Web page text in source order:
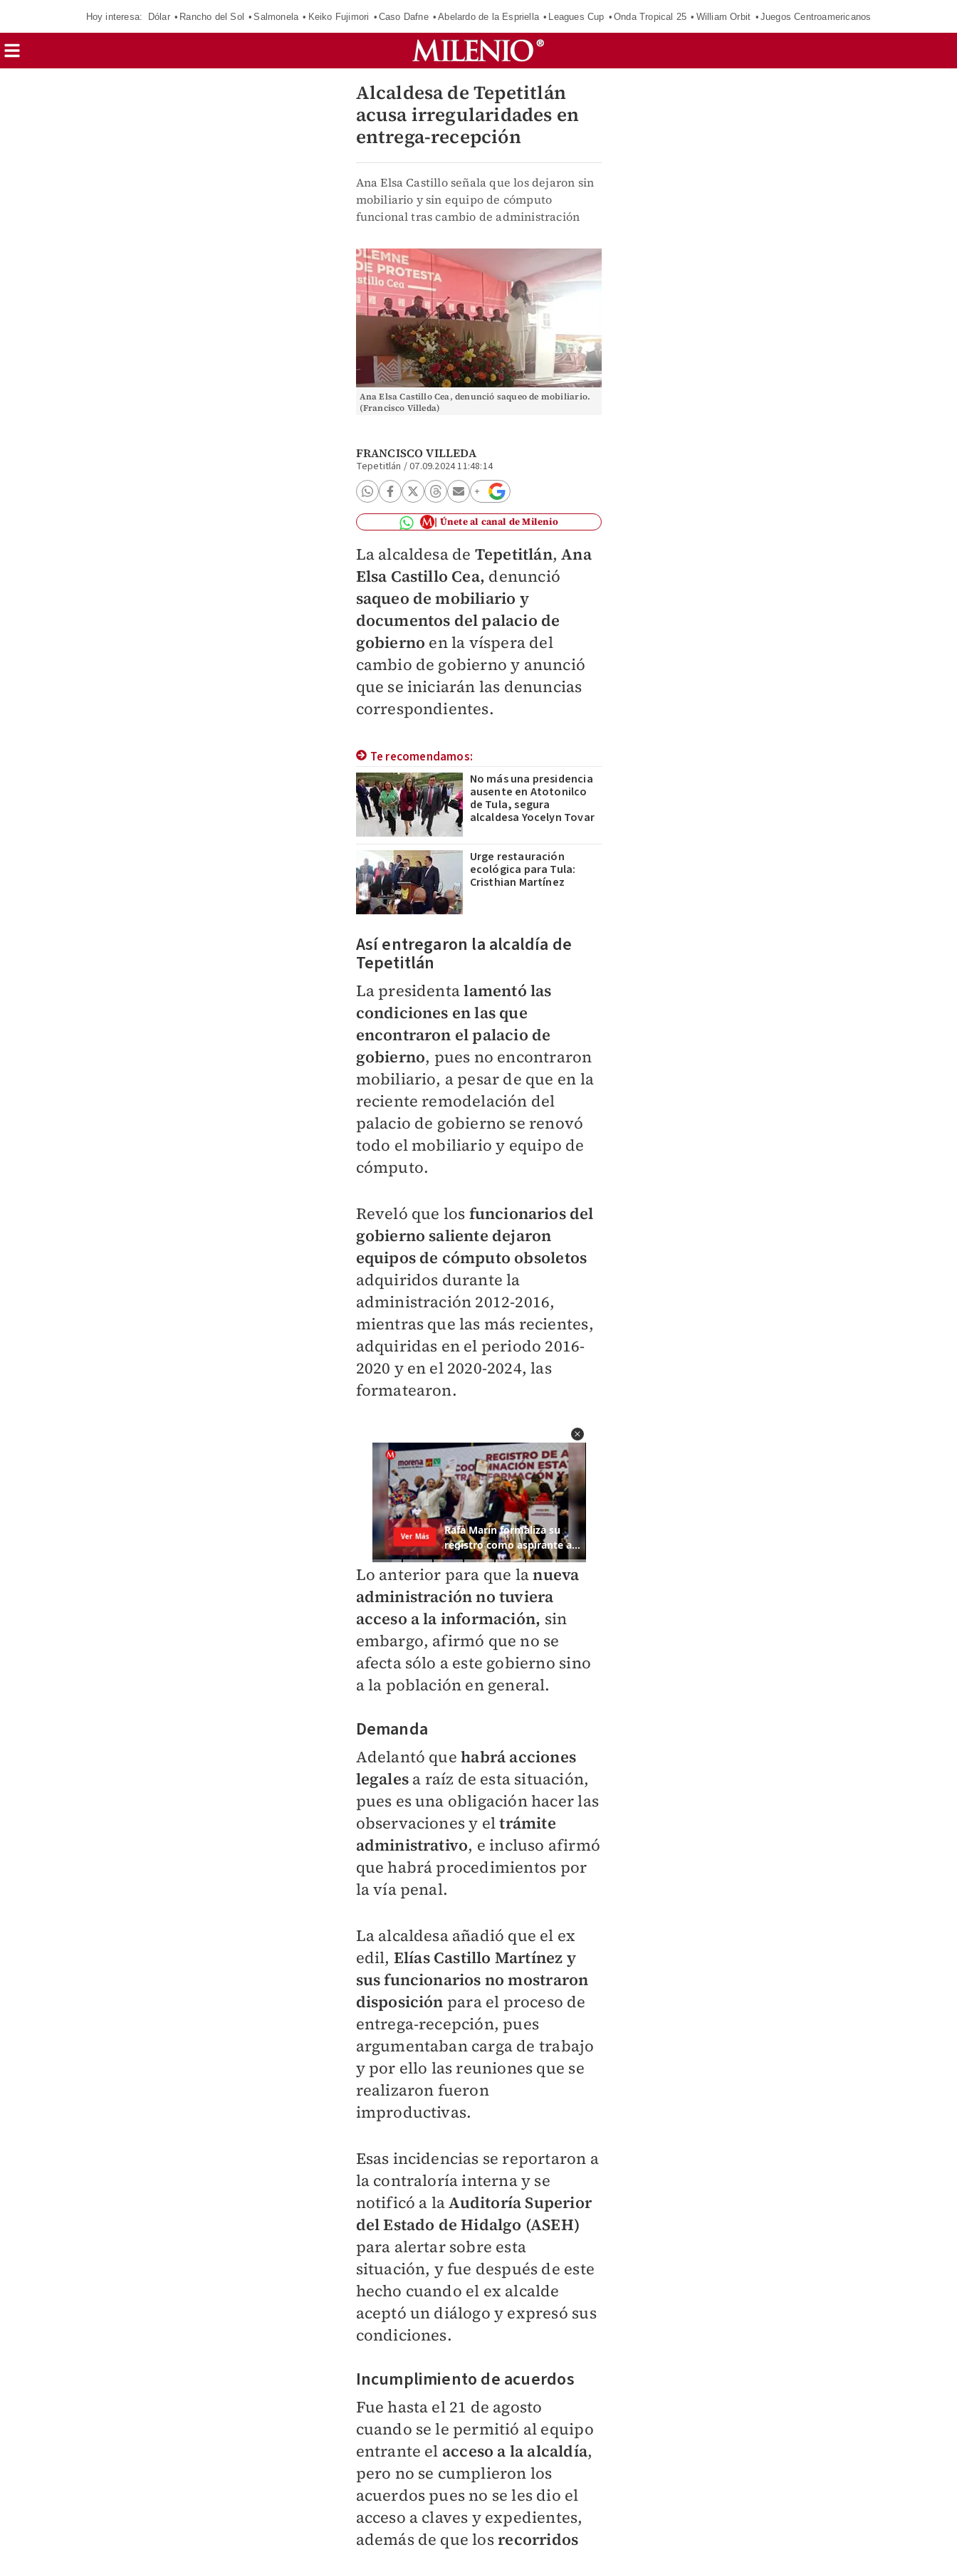
Hoy interesa: Dólar Rancho del Sol Salmonela Keiko Fujimori Caso Dafne Abelardo de la Espriella Leagues Cup Onda Tropical 25 William Orbit Juegos Centroamericanos
Alcaldesa de Tepetitlán
acusa irregularidades en
entrega-recepción
Ana Elsa Castillo señala que los dejaron sin
mobiliario y sin equipo de cómputo
funcional tras cambio de administración
Ana Elsa Castillo Cea, denunció saqueo de mobiliario.
(Francisco Villeda)
FRANCISCO VILLEDA
Tepetitlán /07.09.2024 11:48:14
Únete al canal de Milenio
La alcaldesa de Tepetitlán,Ana
Elsa Castillo Cea, denunció
saqueo de mobiliario y
documentos del palacio de
gobierno en la víspera del
cambio de gobierno y anunció
que se iniciarán las denuncias
correspondientes.
Te recomendamos:
No más una presidencia
ausente en Atotonilco
de Tula, segura
alcaldesa Yocelyn Tovar
Urge restauración
ecológica para Tula:
Cristhian Martínez
Así entregaron la alcaldía de
Tepetitlán
La presidentalamentó las
condiciones en las que
encontraron el palacio de
gobierno, pues no encontraron
mobiliario, a pesar de que en la
reciente remodelación del
palacio de gobierno se renovó
todo el mobiliario y equipo de
cómputo.
Reveló que los funcionarios del
gobierno saliente dejaron
equipos de cómputo obsoletos
adquiridos durante la
administración 2012-2016,
mientras que las más recientes,
adquiridas en el periodo 2016-
2020 y en el 2020-2024, las
formatearon.
Lo anterior para que lanueva
administración no tuviera
acceso a la información, sin
embargo, afirmó que no se
afecta sólo a este gobierno sino
a la población en general.
Demanda
Adelantó quehabrá acciones
legalesa raíz de esta situación,
pues es una obligación hacer las
observaciones y eltrámite
administrativo, e incluso afirmó
que habrá procedimientos por
la vía penal.
La alcaldesa añadió que el ex
edil, Elías Castillo Martínez y
sus funcionarios no mostraron
disposición para el proceso de
entrega-recepción, pues
argumentaban carga de trabajo
y por ello las reuniones que se
realizaron fueron
improductivas.
Esas incidencias se reportaron a
la contraloría interna y se
notificó a laAuditoría Superior
del Estado de Hidalgo (ASEH)
para alertar sobre esta
situación, y fue después de este
hecho cuando el ex alcalde
aceptó un diálogo y expresó sus
condiciones.
Incumplimiento de acuerdos
Fue hasta el 21 de agosto
cuando se le permitió al equipo
entrante el acceso a la alcaldía,
pero no se cumplieron los
acuerdos pues no se les dio el
acceso a claves y expedientes,
además de que losrecorridos